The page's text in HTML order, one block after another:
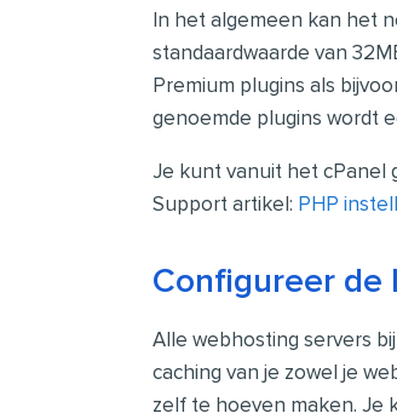
In het algemeen kan het
standaardwaarde van
Premium plugins als
genoemde plugins wordt
Je kunt vanuit het cPanel
Support artikel: PHP
Configureer de
Alle webhosting servers
caching van je zowel je
zelf te hoeven maken. Je